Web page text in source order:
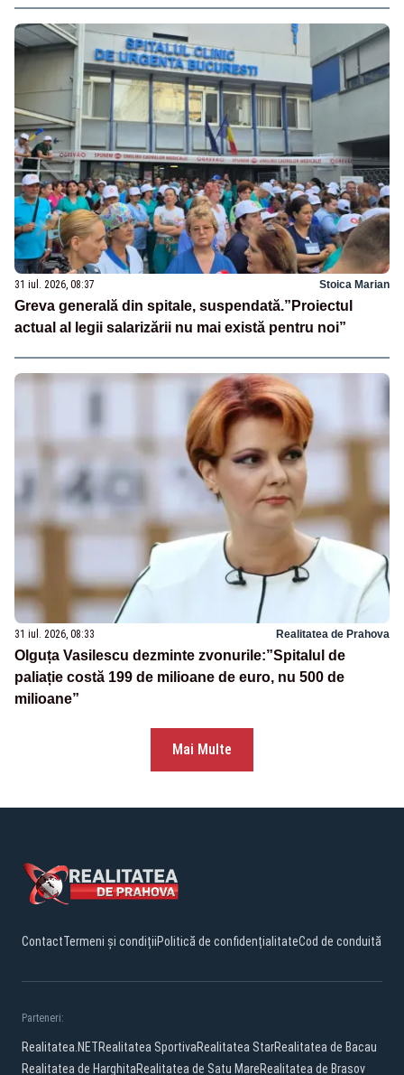
31 iul. 2026, 08:37 Stoica Marian
Greva generală din spitale, suspendată.”Proiectul
actual al legii salarizării nu mai există pentru noi”
31 iul. 2026, 08:33 Realitatea de Prahova
Olguța Vasilescu dezminte zvonurile:”Spitalul de
paliație costă 199 de milioane de euro, nu 500 de
milioane”
Mai Multe
ContactTermeni și condițiiPolitică de confidențialitateCod de conduită
Parteneri:
Realitatea.NETRealitatea SportivaRealitatea StarRealitatea de Bacau
Realitatea de HarghitaRealitatea de Satu MareRealitatea de Brasov